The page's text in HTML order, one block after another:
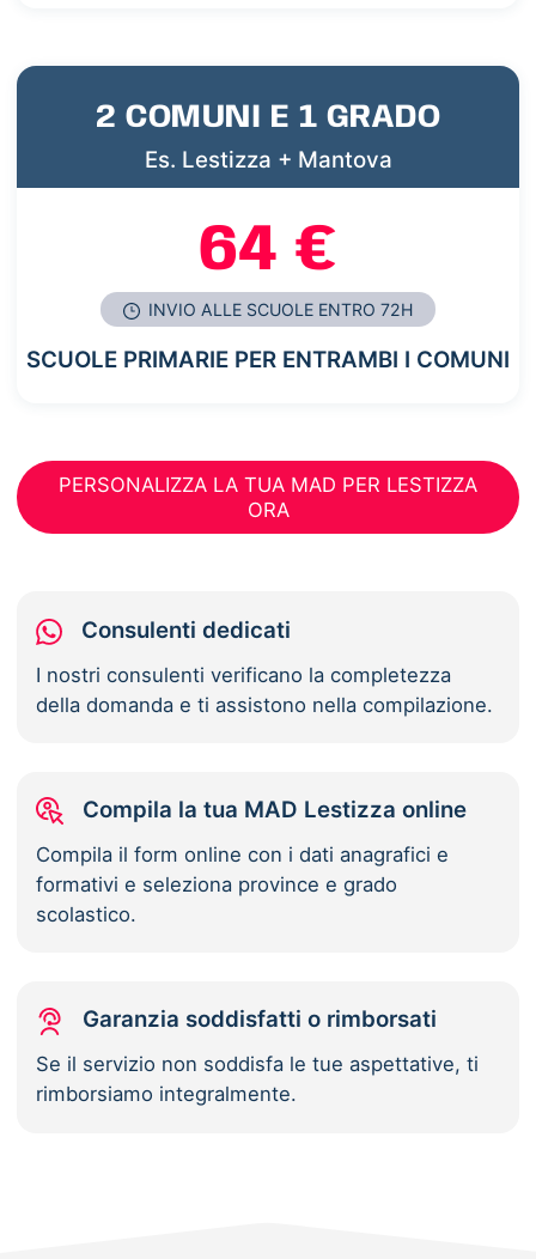
2 COMUNI E 1 GRADO
Es. Lestizza + Mantova
64 €
INVIO ALLE SCUOLE ENTRO 72H
SCUOLE PRIMARIE PER ENTRAMBI I COMUNI
PERSONALIZZA LA TUA MAD PER LESTIZZA
ORA
Consulenti dedicati
I nostri consulenti verificano la completezza
della domanda e ti assistono nella compilazione.
Compila la tua MAD Lestizza online
Compila il form online con i dati anagrafici e
formativi e seleziona province e grado
scolastico.
Garanzia soddisfatti o rimborsati
Se il servizio non soddisfa le tue aspettative, ti
rimborsiamo integralmente.